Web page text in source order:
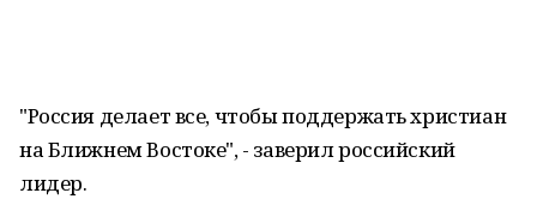
"Россия делает все, чтобы поддержать христиан
на Ближнем Востоке", - заверил российский
лидер.